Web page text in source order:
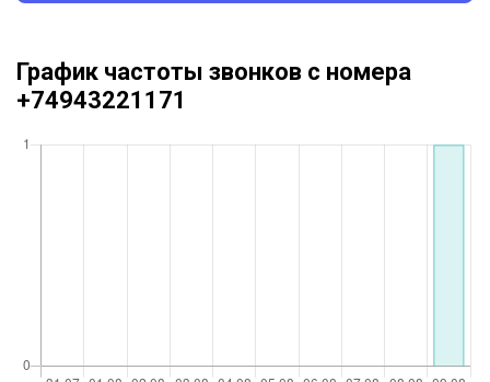
График частоты звонков с номера
+74943221171